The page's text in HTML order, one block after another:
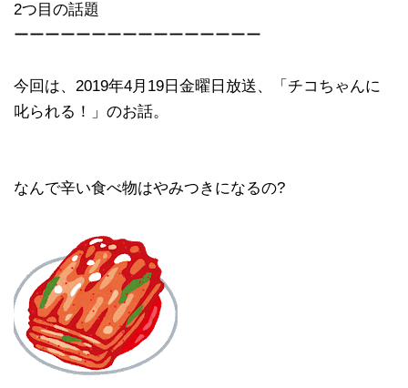
2つ目の話題
ーーーーーーーーーーーーーーーー
今回は、2019年4月19日金曜日放送、「チコちゃんに
叱られる！」のお話。
なんで辛い食べ物はやみつきになるの?